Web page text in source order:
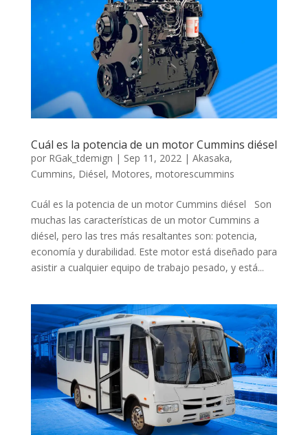
Cuál es la potencia de un motor Cummins diésel
por RGak_tdemign | Sep 11, 2022| Akasaka,
Cummins, Diésel, Motores, motorescummins
Cuál es la potencia de un motor Cummins diésel Son
muchas las características de un motor Cummins a
diésel, pero las tres más resaltantes son: potencia,
economía y durabilidad. Este motor está diseñado para
asistir a cualquier equipo de trabajo pesado, y está...